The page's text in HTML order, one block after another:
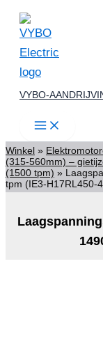
Ga
naar
inhoud
VYBO-
Winkel »
(315-560mm) –
(1500 tpm) »
tpm (IE3-H17RL450-